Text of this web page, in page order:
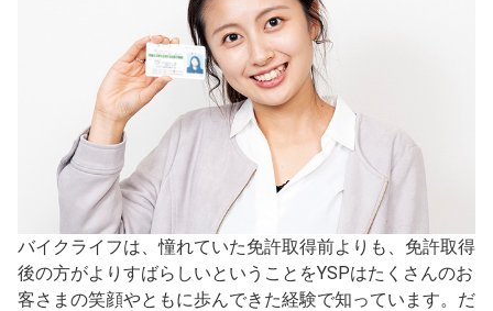
バイクライフは、憧れていた免許取得前よりも、免許取得
後の方がよりすばらしいということをYSPはたくさんのお
客さまの笑顔やともに歩んできた経験で知っています。だ